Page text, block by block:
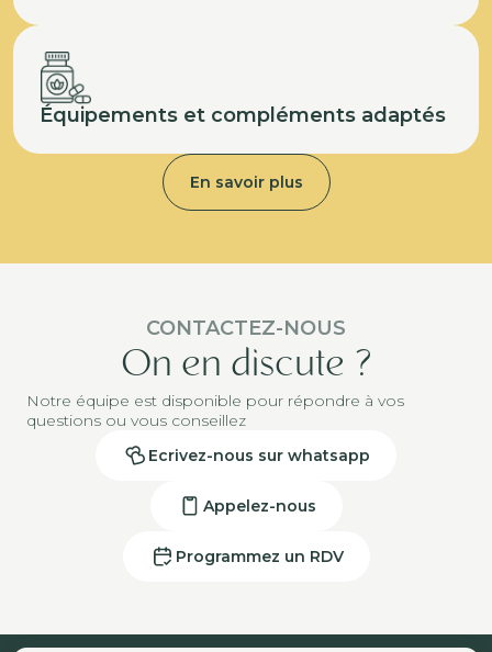
Équipements et compléments adaptés
En savoir plus
CONTACTEZ-NOUS
On en discute ?
Notre équipe est disponible pour répondre à vos
questions ou vous conseillez
Ecrivez-nous sur whatsapp
Appelez-nous
Programmez un RDV